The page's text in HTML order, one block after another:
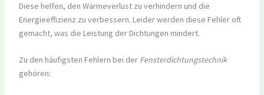
Diese helfen, den Wärmeverlust zu verhindern und die
Energieeffizienz zu verbessern. Leider werden diese Fehler oft
gemacht, was die Leistung der Dichtungen mindert.
Zu den häufigsten Fehlern bei der Fensterdichtungstechnik
gehören: